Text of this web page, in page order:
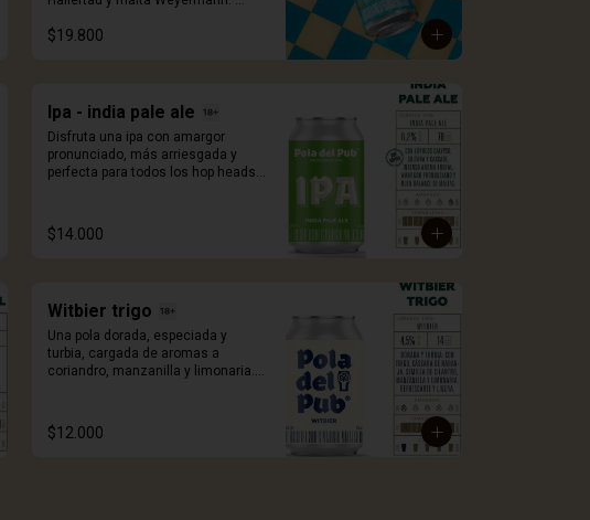
sabor maltoso dulce y con notas a
$19.800
Ipa - india pale ale
Disfruta una ipa con amargor
pronunciado, más arriesgada y
perfecta para todos los hop heads
cascade. 330ml.
$14.000
Witbier trigo
Una pola dorada, especiada y
turbia, cargada de aromas a
coriandro, manzanilla y limonaria.
$12.000